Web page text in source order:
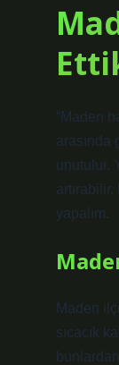
“Maden
arasında
unutulur.
yapalım.
Maden
sıcacık